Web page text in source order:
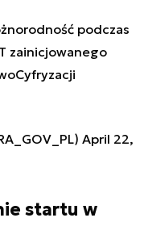
podczas
zainicjowanego
April 22,
startu w